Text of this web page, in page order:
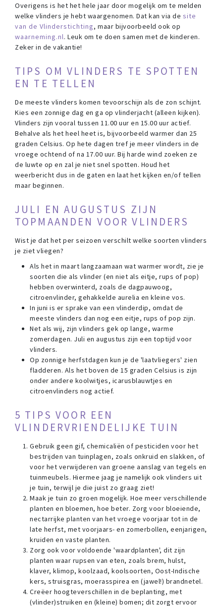
Overigens is het het hele jaar door mogelijk om te melden
welke vlinders je hebt waargenomen. Dat kan via de site
van de Vlinderstichting, maar bijvoorbeeld ook op
waarneming.nl. Leuk om te doen samen met de kinderen.
Zeker in de vakantie!
TIPS OM VLINDERS TE SPOTTEN
EN TE TELLEN
De meeste vlinders komen tevoorschijn als de zon schijnt.
Kies een zonnige dag en ga op vlinderjacht (alleen kijken).
Vlinders zijn vooral tussen 11.00 uur en 15.00 uur actief.
Behalve als het heel heet is, bijvoorbeeld warmer dan 25
graden Celsius. Op hete dagen tref je meer vlinders in de
vroege ochtend of na 17.00 uur. Bij harde wind zoeken ze
de luwte op en zal je niet snel spotten. Houd het
weerbericht dus in de gaten en laat het kijken en/of tellen
maar beginnen.
JULI EN AUGUSTUS ZIJN
TOPMAANDEN VOOR VLINDERS
Wist je dat het per seizoen verschilt welke soorten vlinders
je ziet vliegen?
Als het in maart langzaamaan wat warmer wordt, zie je
soorten die als vlinder (en niet als eitje, rups of pop)
hebben overwinterd, zoals de dagpauwoog,
citroenvlinder, gehakkelde aurelia en kleine vos.
In juni is er sprake van een vlinderdip, omdat de
meeste vlinders dan nog een eitje, rups of pop zijn.
Net als wij, zijn vlinders gek op lange, warme
zomerdagen. Juli en augustus zijn een toptijd voor
vlinders.
Op zonnige herfstdagen kun je de 'laatvliegers' zien
fladderen. Als het boven de 15 graden Celsius is zijn
onder andere koolwitjes, icarusblauwtjes en
citroenvlinders nog actief.
5 TIPS VOOR EEN
VLINDERVRIENDELIJKE TUIN
Gebruik geen gif, chemicaliën of pesticiden voor het
bestrijden van tuinplagen, zoals onkruid en slakken, of
voor het verwijderen van groene aanslag van tegels en
tuinmeubels. Hiermee jaag je namelijk ook vlinders uit
je tuin, terwijl je die juist zo graag ziet!
Maak je tuin zo groen mogelijk. Hoe meer verschillende
planten en bloemen, hoe beter. Zorg voor bloeiende,
nectarrijke planten van het vroege voorjaar tot in de
late herfst, met voorjaars- en zomerbollen, eenjarigen,
kruiden en vaste planten.
Zorg ook voor voldoende 'waardplanten', dit zijn
planten waar rupsen van eten, zoals brem, hulst,
klaver, klimop, koolzaad, koolsoorten, Oost-Indische
kers, struisgras, moerasspirea en (jawel!) brandnetel.
Creëer hoogteverschillen in de beplanting, met
(vlinder)struiken en (kleine) bomen; dit zorgt ervoor